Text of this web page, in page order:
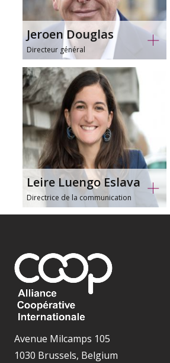
Jeroen Douglas
Directeur général
douglas(at)ica.coop
Leire Luengo Eslava
Directrice de la communication
Leire Luengo Eslava
Directrice de la communication
luengo(at)ica.coop
Avenue Milcamps 105
1030 Brussels, Belgium